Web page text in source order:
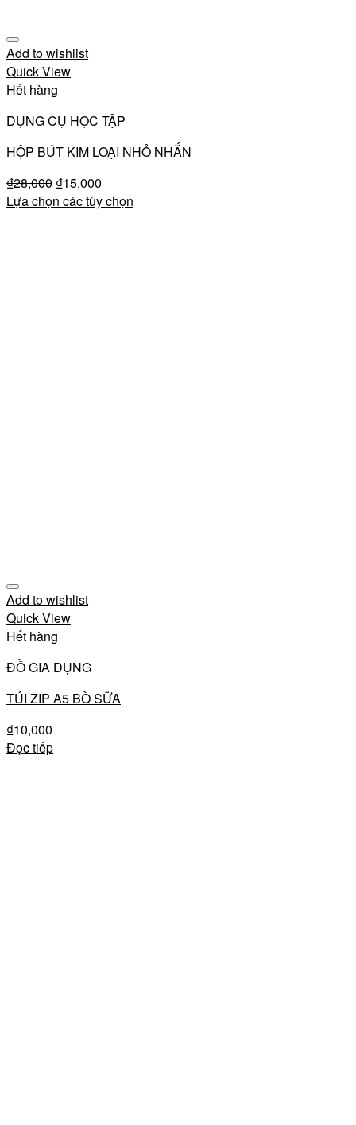
Add to wishlist
Quick View
Hết hàng
DỤNG CỤ HỌC TẬP
HỘP BÚT KIM LOẠI NHỎ NHẮN
₫28,000 ₫15,000
Lựa chọn các tùy chọn
Add to wishlist
Quick View
Hết hàng
ĐỒ GIA DỤNG
TÚI ZIP A5 BÒ SỮA
₫10,000
Đọc tiếp